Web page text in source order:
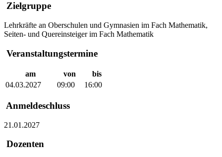
Zielgruppe
Lehrkräfte an Oberschulen und Gymnasien im Fach Mathematik,
Seiten- und Quereinsteiger im Fach Mathematik
Veranstaltungstermine
am von
bis
04.03.2027
09:00 16:00
Anmeldeschluss
21.01.2027
Dozenten